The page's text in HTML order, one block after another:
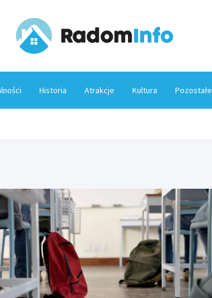
Historia Atrakcje Kultura Pozostałe